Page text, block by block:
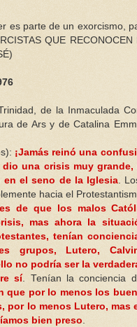
es parte de un exorcismo,
QUE
de la Inmaculada
de Ars y de Catalina
¡Jamás reinó una
una crisis muy
el seno de la Iglesia .
hacia el
de que los malos
mas ahora la
tenían
grupos, Lutero,
no podría ser la
sí . Tenían la conciencia
que por lo menos los
por lo menos Lutero, mas
bien preso